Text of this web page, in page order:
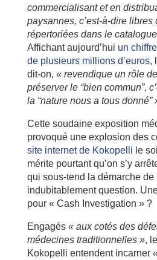
commercialisant et en
paysannes, c’est-à-dire libres
répertoriées dans le
Affichant aujourd’hui un
de plusieurs millions d’euros,
dit-on, « revendique un rôle
préserver le “bien commun”,
la “nature nous a tous donné”
Cette soudaine exposition
provoqué une explosion des
site internet de Kokopelli le
mérite pourtant qu’on s’y
qui sous-tend la démarche
indubitablement question.
pour « Cash Investigation » ?
Engagés « aux cotés des
médecines traditionnelles »,
Kokopelli entendent incarner